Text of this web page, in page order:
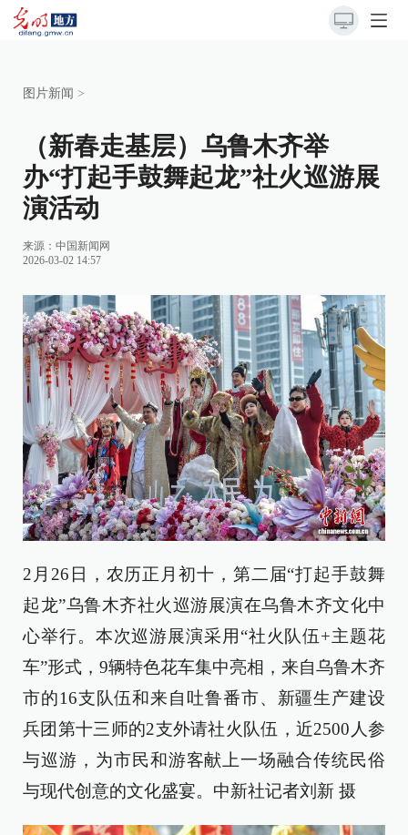
图片新闻 >
（新春走基层）乌鲁木齐举
办“打起手鼓舞起龙”社火巡游展
演活动
来源： 中国新闻网
2026-03-02 14:57
2月26日，农历正月初十，第二届“打起手鼓舞
起龙”乌鲁木齐社火巡游展演在乌鲁木齐文化中
心举行。本次巡游展演采用“社火队伍+主题花
车”形式，9辆特色花车集中亮相，来自乌鲁木齐
市的16支队伍和来自吐鲁番市、新疆生产建设
兵团第十三师的2支外请社火队伍，近2500人参
与巡游，为市民和游客献上一场融合传统民俗
与现代创意的文化盛宴。中新社记者刘新 摄